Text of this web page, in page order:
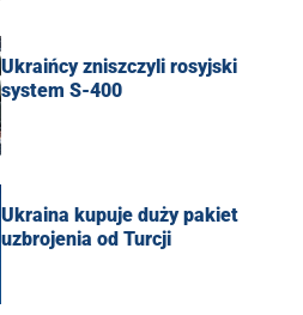
Ukraińcy zniszczyli rosyjski
system S-400
Ukraina kupuje duży pakiet
uzbrojenia od Turcji